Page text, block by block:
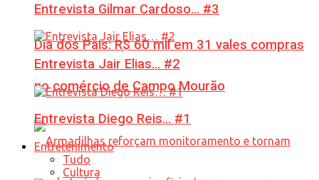
Dia dos Pais: R$ 60 mil em 31 vales compras
no comércio de Campo Mourão
Entrevista Gilmar Cardoso… #3
Entrevista Jair Elias… #2
Entrevista Diego Reis… #1
Entretenimento
Tudo
Cultura